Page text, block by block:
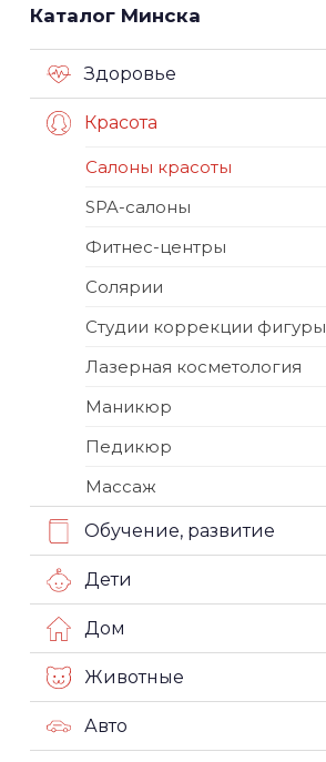
Каталог Минска
Здоровье
Красота
Салоны красоты
SPA-салоны
Фитнес-центры
Солярии
Студии коррекции фигуры
Лазерная косметология
Маникюр
Педикюр
Массаж
Обучение, развитие
Дети
Дом
Животные
Авто